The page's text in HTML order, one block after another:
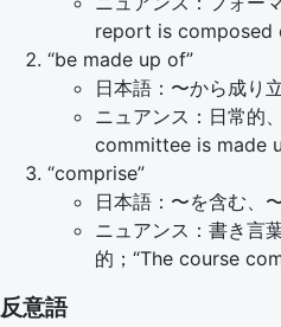
report is composed
“be made up of”
日本語：〜から成り
ニュアンス：日常的
committee is made
“comprise”
日本語：〜を含む、
ニュアンス：書き言
的；“The course
反意語